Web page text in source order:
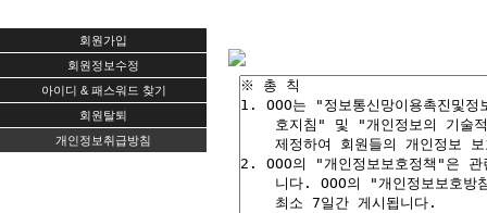
회원가입
회원정보수정
아이디 & 패스워드 찾기
회원탈퇴
개인정보취급방침